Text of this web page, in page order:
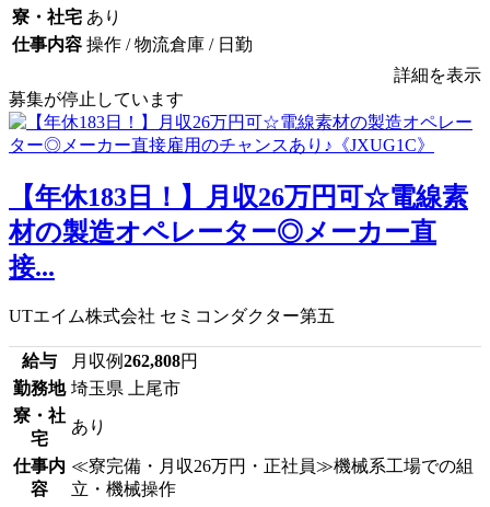
寮・社宅 あり
仕事内容 操作 / 物流倉庫 / 日勤
詳細を表示
募集が停止しています
【年休183日！】月収26万円可☆電線素
材の製造オペレーター◎メーカー直
接...
UTエイム株式会社 セミコンダクター第五
給与 月収例262,808円
勤務地 埼玉県 上尾市
寮・社
宅
あり
仕事内
容
≪寮完備・月収26万円・正社員≫機械系工場での組
立・機械操作